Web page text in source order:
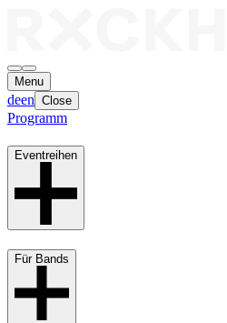
Menu
deen Close
Programm
Eventreihen
Für Bands